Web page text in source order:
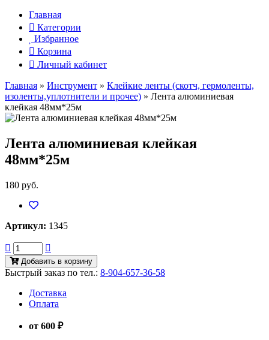
Главная
Категории
Избранное
Корзина
Личный кабинет
Главная » Инструмент » Клейкие ленты (скотч, гермоленты,
изоленты,уплотнители и прочее) » Лента алюминиевая
клейкая 48мм*25м
Лента алюминиевая клейкая
48мм*25м
180 руб.
Артикул: 1345
Добавить в корзину
Быстрый заказ по тел.: 8-904-657-36-58
Доставка
Оплата
от 600 ₽